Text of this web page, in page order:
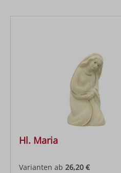
Hl. Maria
Varianten ab 26,20 €